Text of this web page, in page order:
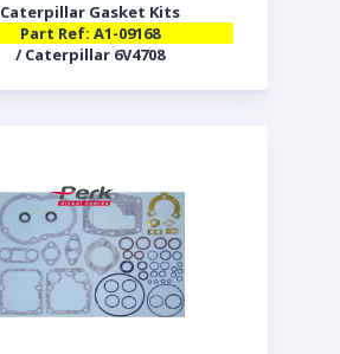
Caterpillar Gasket Kits
Part Ref: A1-09168
/ Caterpillar 6V4708